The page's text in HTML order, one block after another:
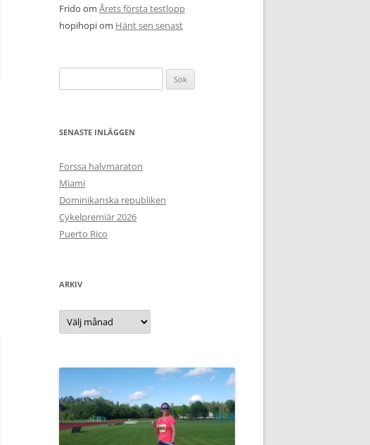
Frido om Årets första testlopp
hopihopiom Hänt sen senast
efter:
SENASTE INLÄGGEN
Forssa halvmaraton
Miami
Dominikanska republiken
Cykelpremiär 2026
Puerto Rico
ARKIV
Arkiv